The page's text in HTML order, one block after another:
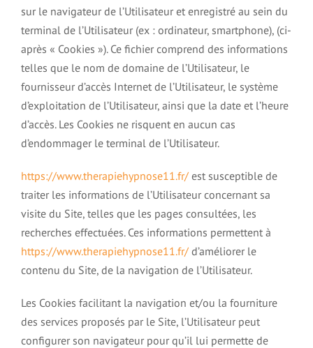
sur le navigateur de l’Utilisateur et enregistré au sein du
terminal de l’Utilisateur (ex : ordinateur, smartphone), (ci-
après « Cookies »). Ce fichier comprend des informations
telles que le nom de domaine de l’Utilisateur, le
fournisseur d’accès Internet de l’Utilisateur, le système
d’exploitation de l’Utilisateur, ainsi que la date et l’heure
d’accès. Les Cookies ne risquent en aucun cas
d’endommager le terminal de l’Utilisateur.
https://www.therapiehypnose11.fr/est susceptible de
traiter les informations de l’Utilisateur concernant sa
visite du Site, telles que les pages consultées, les
recherches effectuées. Ces informations permettent à
https://www.therapiehypnose11.fr/d’améliorer le
contenu du Site, de la navigation de l’Utilisateur.
Les Cookies facilitant la navigation et/ou la fourniture
des services proposés par le Site, l’Utilisateur peut
configurer son navigateur pour qu’il lui permette de